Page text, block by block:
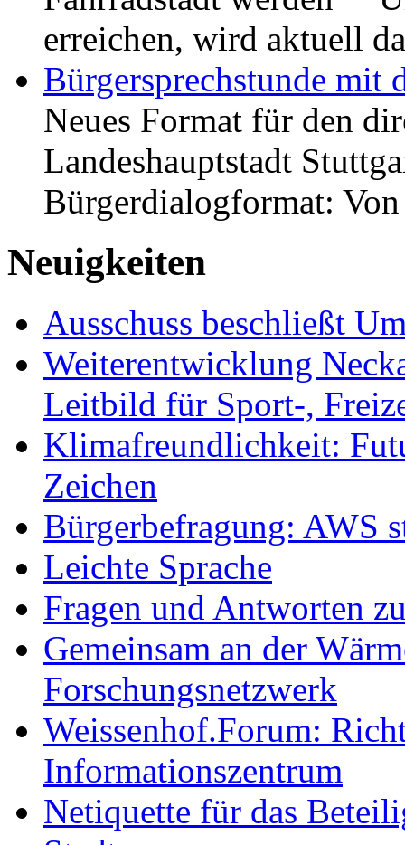
erreichen, wird aktuell
Bürgersprechstunde mit
Neues Format für den
Landeshauptstadt
Bürgerdialogformat:
Neuigkeiten
Ausschuss beschließt
Weiterentwicklung
Leitbild für Sport-,
Klimafreundlichkeit:
Zeichen
Bürgerbefragung: AWS
Leichte Sprache
Fragen und Antworten
Gemeinsam an der
Forschungsnetzwerk
Weissenhof.Forum:
Informationszentrum
Netiquette für das